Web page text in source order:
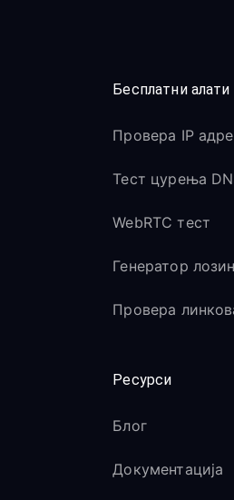
Бесплатни алати
Провера IP
Тест цурења
WebRTC тест
Генератор
Провера
Ресурси
Блог
Документација